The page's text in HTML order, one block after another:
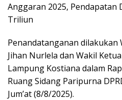
Anggaran 2025, Pendapatan
Triliun
Penandatanganan
Jihan Nurlela dan Wakil
Lampung Kostiana dalam
Ruang Sidang Paripurna
Jum’at (8/8/2025).